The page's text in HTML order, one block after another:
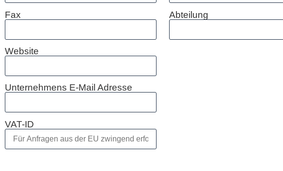
Fax
Website
Unternehmens E-Mail Adresse
VAT-ID
Abteilung